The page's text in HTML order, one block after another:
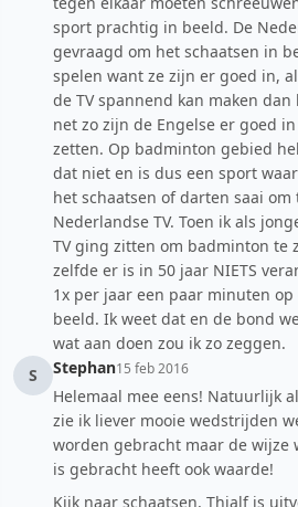
sport prachtig in beeld. De
gevraagd om het schaatsen in
spelen want ze zijn er goed in,
de TV spannend kan maken
net zo zijn de Engelse er goed
zetten. Op badminton gebied
dat niet en is dus een sport
het schaatsen of darten saai om
Nederlandse TV. Toen ik als
TV ging zitten om badminton te
zelfde er is in 50 jaar NIETS
1x per jaar een paar minuten
beeld. Ik weet dat en de bond
wat aan doen zou ik zo zeggen.
S
Stephan15 feb 2016
Helemaal mee eens! Natuurlijk
zie ik liever mooie wedstrijden
worden gebracht maar de wijze
is gebracht heeft ook waarde!
Kijk naar schaatsen, Thialf is